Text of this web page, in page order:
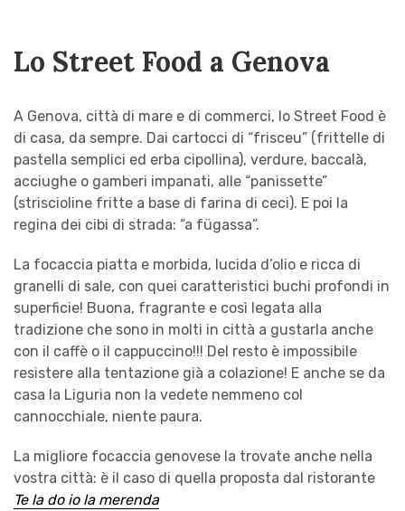
Lo Street Food a Genova
A Genova, città di mare e di commerci, lo Street Food è
di casa, da sempre. Dai cartocci di “frisceu” (frittelle di
pastella semplici ed erba cipollina), verdure, baccalà,
acciughe o gamberi impanati, alle “panissette”
(striscioline fritte a base di farina di ceci). E poi la
regina dei cibi di strada: “a fügassa”.
La focaccia piatta e morbida, lucida d’olio e ricca di
granelli di sale, con quei caratteristici buchi profondi in
superficie! Buona, fragrante e così legata alla
tradizione che sono in molti in città a gustarla anche
con il caffè o il cappuccino!!! Del resto è impossibile
resistere alla tentazione già a colazione! E anche se da
casa la Liguria non la vedete nemmeno col
cannocchiale, niente paura.
La migliore focaccia genovese la trovate anche nella
vostra città: è il caso di quella proposta dal ristorante
Te la do io la merenda